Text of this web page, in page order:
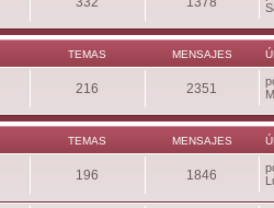
TEMAS MENSAJES
216 2351
TEMAS MENSAJES
196 1846